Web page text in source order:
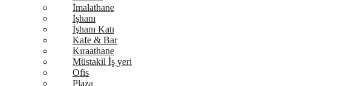
İmalathane
İşhanı
İşhanı Katı
Kafe & Bar
Kıraathane
Müstakil İş yeri
Ofis
Plaza